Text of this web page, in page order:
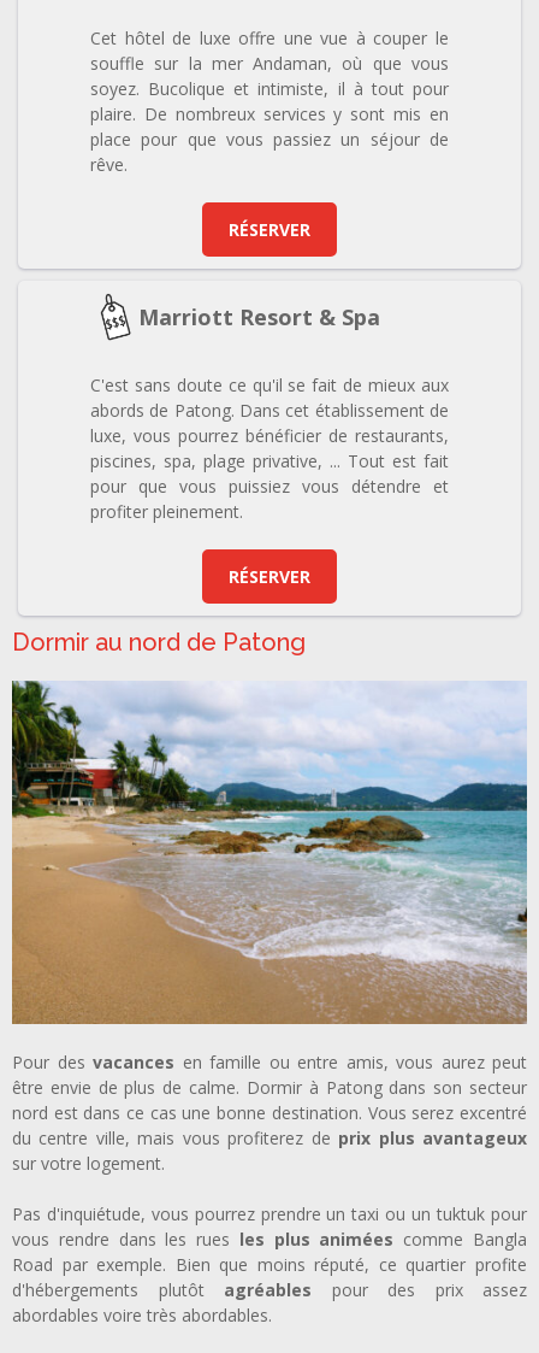
Cet hôtel de luxe offre une vue à couper le
souffle sur la mer Andaman, où que vous
soyez. Bucolique et intimiste, il à tout pour
plaire. De nombreux services y sont mis en
place pour que vous passiez un séjour de
rêve.
RÉSERVER
Marriott Resort & Spa
C'est sans doute ce qu'il se fait de mieux aux
abords de Patong. Dans cet établissement de
luxe, vous pourrez bénéficier de restaurants,
piscines, spa, plage privative, ... Tout est fait
pour que vous puissiez vous détendre et
profiter pleinement.
RÉSERVER
Dormir au nord de Patong
Pour des vacances en famille ou entre amis, vous aurez peut
être envie de plus de calme. Dormir à Patong dans son secteur
nord est dans ce cas une bonne destination. Vous serez excentré
du centre ville, mais vous profiterez de prix plus avantageux
sur votre logement.
Pas d'inquiétude, vous pourrez prendre un taxi ou un tuktuk pour
vous rendre dans les rues les plus animées comme Bangla
Road par exemple. Bien que moins réputé, ce quartier profite
d'hébergements plutôt agréables pour des prix assez
abordables voire très abordables.